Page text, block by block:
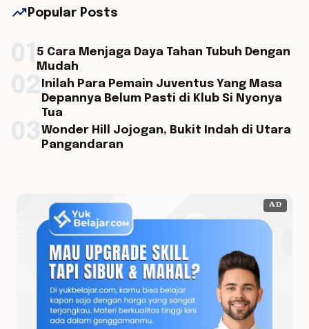
trending_up Popular Posts
5 Cara Menjaga Daya Tahan Tubuh Dengan
Mudah
Inilah Para Pemain Juventus Yang Masa
Depannya Belum Pasti di Klub Si Nyonya
Tua
Wonder Hill Jojogan, Bukit Indah di Utara
Pangandaran
AD